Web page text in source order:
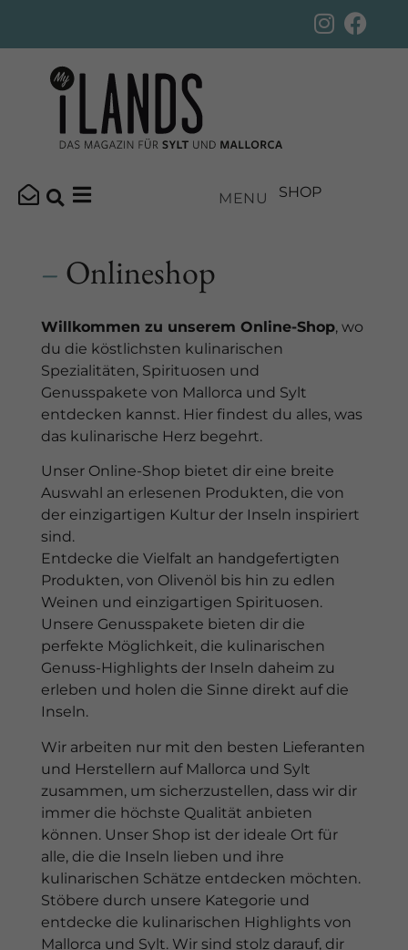
SHOP
MENU
– Onlineshop
Willkommen zu unserem Online-Shop, wo
du die köstlichsten kulinarischen
Spezialitäten, Spirituosen und
Genusspakete von Mallorca und Sylt
entdecken kannst. Hier findest du alles, was
das kulinarische Herz begehrt.
Unser Online-Shop bietet dir eine breite
Auswahl an erlesenen Produkten, die von
der einzigartigen Kultur der Inseln inspiriert
sind.
Entdecke die Vielfalt an handgefertigten
Produkten, von Olivenöl bis hin zu edlen
Weinen und einzigartigen Spirituosen.
Unsere Genusspakete bieten dir die
perfekte Möglichkeit, die kulinarischen
Genuss-Highlights der Inseln daheim zu
erleben und holen die Sinne direkt auf die
Inseln.
Wir arbeiten nur mit den besten Lieferanten
und Herstellern auf Mallorca und Sylt
zusammen, um sicherzustellen, dass wir dir
immer die höchste Qualität anbieten
können. Unser Shop ist der ideale Ort für
alle, die die Inseln lieben und ihre
kulinarischen Schätze entdecken möchten.
Stöbere durch unsere Kategorie und
entdecke die kulinarischen Highlights von
Mallorca und Sylt. Wir sind stolz darauf, dir